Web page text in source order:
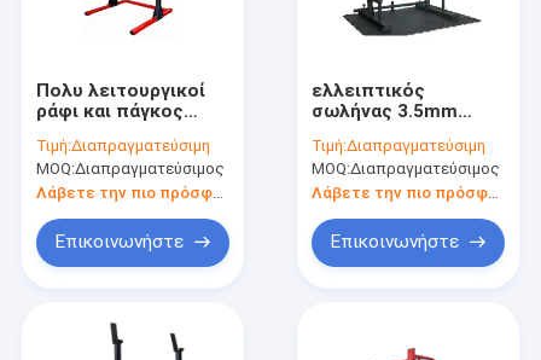
Πολυ λειτουργικοί
ράφι και πάγκος
Barbell ανυψωτικοί
Τιμή:Διαπραγματεύσιμη
MOQ:Διαπραγματεύσιμος
Λάβετε την πιο πρόσφατη τιμή
Επικοινωνήστε
ελλειπτικός
σωλήνας 3.5mm
βάρους 100*50mm
διευθετήσιμος
Τιμή:Διαπραγματεύσιμη
MOQ:Διαπραγματεύσιμος
Επικοινωνήστε